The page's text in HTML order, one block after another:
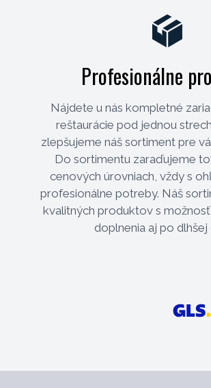
Profesionálne
Nájdete u nás kompletné
reštaurácie pod jednou
zlepšujeme náš sortiment pre
Do sortimentu zaraďujeme
cenových úrovniach, vždy s
profesionálne potreby. Náš
kvalitných produktov s
doplnenia aj po dlhšej